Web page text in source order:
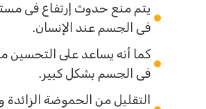
يتم منع حدوث إرتفاع فى
فى الجسم عند الإنسان.
كما أنه يساعد على التحسين
فى الجسم بشكل كبير.
التقليل من الحموضة